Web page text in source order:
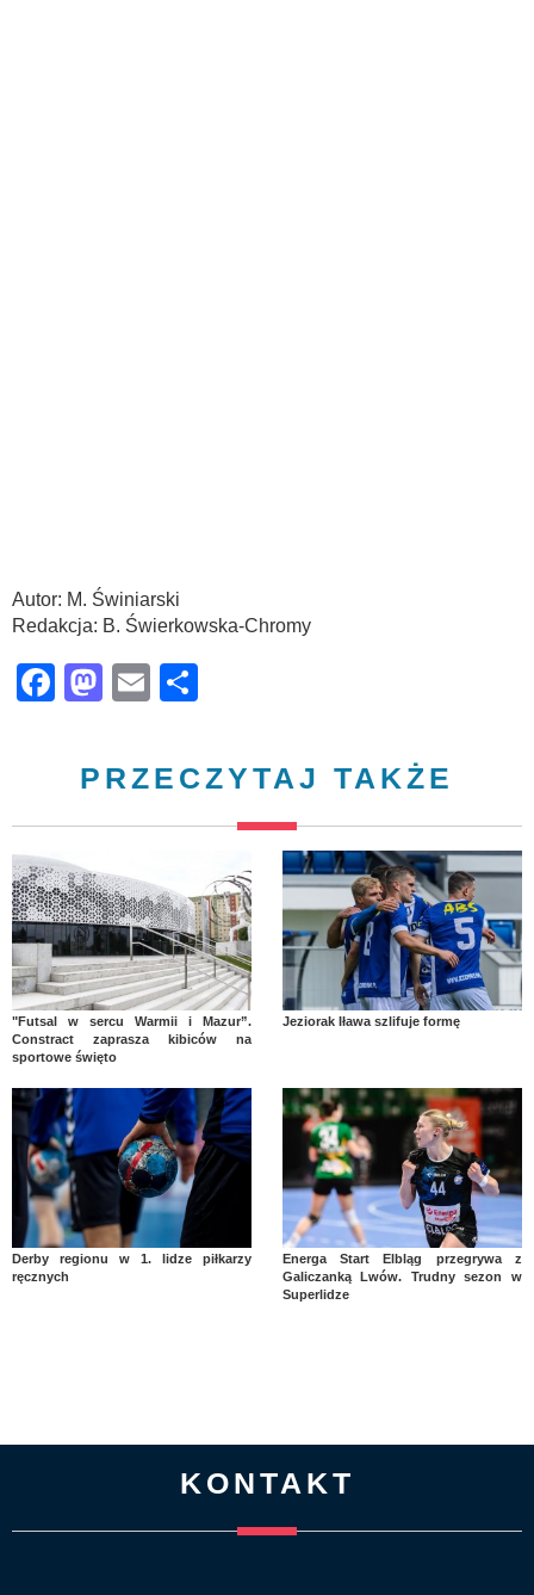
Autor: M. Świniarski
Redakcja: B. Świerkowska-Chromy
Facebook
Mastodon
Email
PRZECZYTAJ TAKŻE
"Futsal w sercu Warmii i Mazur”.
Constract zaprasza kibiców na
sportowe święto
Jeziorak Iława szlifuje formę
Derby regionu w 1. lidze piłkarzy
ręcznych
Energa Start Elbląg przegrywa z
Galiczanką Lwów. Trudny sezon w
Superlidze
KONTAKT